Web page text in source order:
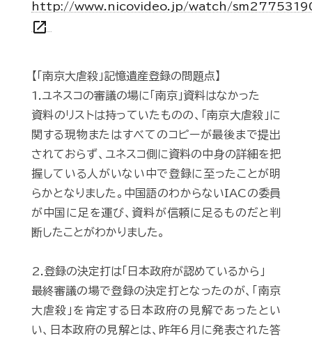
http://www.nicovideo.jp/watch/
open_in_new
【「南京大虐殺」記憶遺産登録の問題点】
1.ユネスコの審議の場に「南京」資料はなかった
資料のリストは持っていたものの、「南京大虐殺」に
関する現物またはすべてのコピーが最後まで提出
されておらず、ユネスコ側に資料の中身の詳細を把
握している人がいない中で登録に至ったことが明
らかとなりました。中国語のわからないIACの委員
が中国に足を運び、資料が信頼に足るものだと判
断したことがわかりました。
2.登録の決定打は「日本政府が認めているから」
最終審議の場で登録の決定打となったのが、「南京
大虐殺」を肯定する日本政府の見解であったとい
い、日本政府の見解とは、昨年6月に発表された答